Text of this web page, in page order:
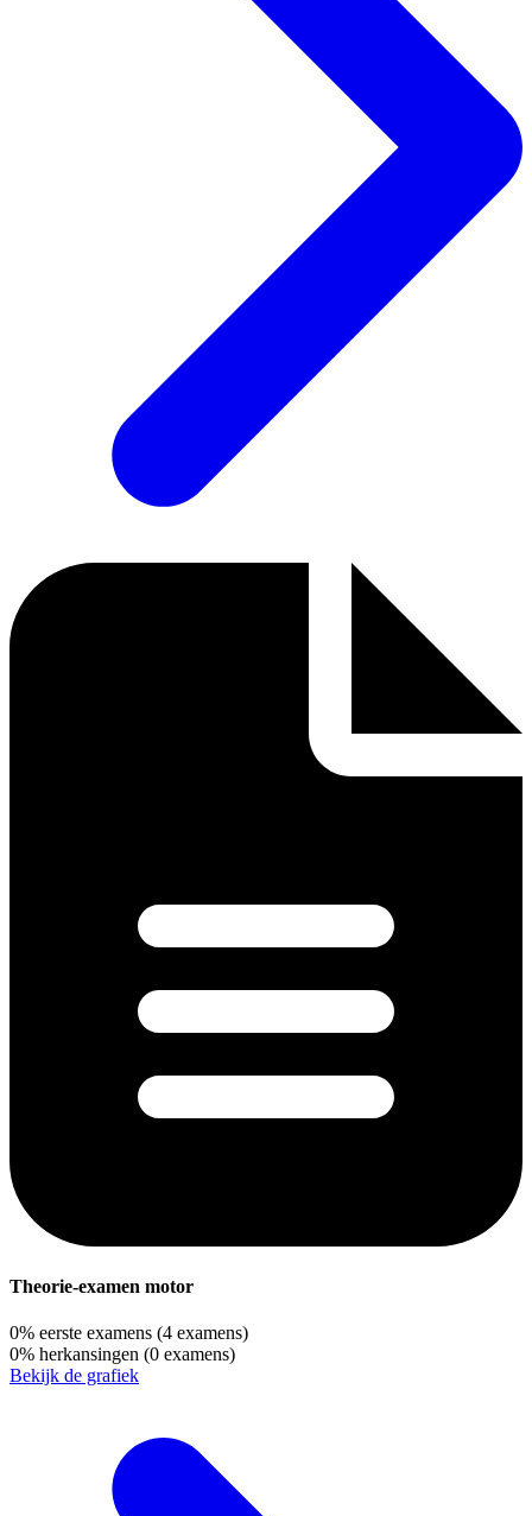
Theorie-examen motor
0% eerste examens (4 examens)
0% herkansingen (0 examens)
Bekijk de grafiek